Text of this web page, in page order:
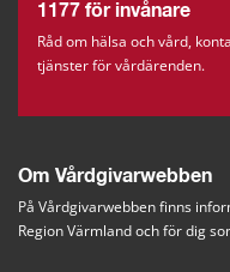
1177 för invånare
Råd om hälsa och vård,
tjänster för vårdärenden.
Om Vårdgivarwebben
På Vårdgivarwebben finns
Region Värmland och för dig